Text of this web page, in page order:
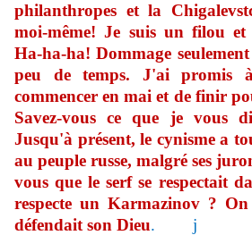
philanthropes et la
moi-même! Je suis un filou et
Ha-ha-ha! Dommage
peu de temps. J'ai promis
commencer en mai et de finir
Savez-vous ce que je vous
Jusqu'à présent, le cynismea
au peuple russe, malgré ses
vous que le serf se respectait
respecte un Karmazinov ?
défendait son Dieu.
j